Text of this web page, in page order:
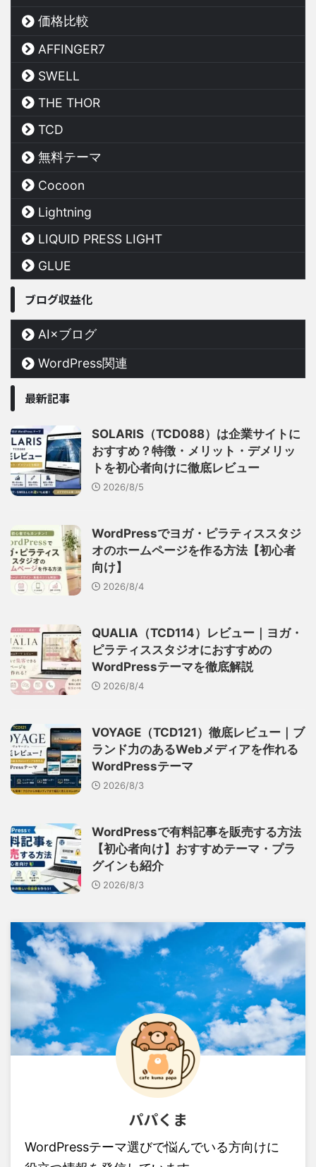
価格比較
AFFINGER7
SWELL
THE THOR
TCD
無料テーマ
Cocoon
Lightning
LIQUID PRESS LIGHT
GLUE
ブログ収益化
AI×ブログ
WordPress関連
最新記事
SOLARIS（TCD088）は企業サイトに
おすすめ？特徴・メリット・デメリッ
トを初心者向けに徹底レビュー
2026/8/5
WordPressでヨガ・ピラティススタジ
オのホームページを作る方法【初心者
向け】
2026/8/4
QUALIA（TCD114）レビュー｜ヨガ・
ピラティススタジオにおすすめの
WordPressテーマを徹底解説
2026/8/4
VOYAGE（TCD121）徹底レビュー｜ブ
ランド力のあるWebメディアを作れる
WordPressテーマ
2026/8/3
WordPressで有料記事を販売する方法
【初心者向け】おすすめテーマ・プラ
グインも紹介
2026/8/3
パパくま
WordPressテーマ選びで悩んでいる方向けに